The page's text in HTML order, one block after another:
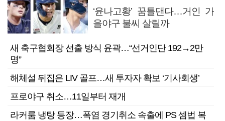
‘윤나고황’ 꿈틀댄다…거인 가
을야구 불씨 살릴까
새 축구협회장 선출 방식 윤곽…“선거인단 192→2만
명”
해체설 뒤집은 LIV 골프…새 투자자 확보 ‘기사회생’
프로야구 취소…11일부터 재개
라커룸 냉탕 등장…폭염 경기취소 속출에 PS 셈법 복